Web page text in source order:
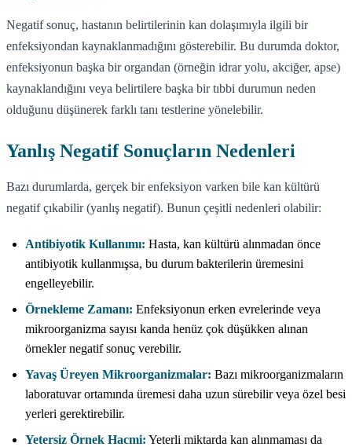
Negatif sonuç, hastanın belirtilerinin kan dolaşımıyla ilgili bir
enfeksiyondan kaynaklanmadığını gösterebilir. Bu durumda doktor,
enfeksiyonun başka bir organdan (örneğin idrar yolu, akciğer, apse)
kaynaklandığını veya belirtilere başka bir tıbbi durumun neden
olduğunu düşünerek farklı tanı testlerine yönelebilir.
Yanlış Negatif Sonuçların Nedenleri
Bazı durumlarda, gerçek bir enfeksiyon varken bile kan kültürü
negatif çıkabilir (yanlış negatif). Bunun çeşitli nedenleri olabilir:
Antibiyotik Kullanımı: Hasta, kan kültürü alınmadan önce
antibiyotik kullanmışsa, bu durum bakterilerin üremesini
engelleyebilir.
Örnekleme Zamanı: Enfeksiyonun erken evrelerinde veya
mikroorganizma sayısı kanda henüz çok düşükken alınan
örnekler negatif sonuç verebilir.
Yavaş Üreyen Mikroorganizmalar: Bazı mikroorganizmaların
laboratuvar ortamında üremesi daha uzun sürebilir veya özel besi
yerleri gerektirebilir.
Yetersiz Örnek Hacmi: Yeterli miktarda kan alınmaması da